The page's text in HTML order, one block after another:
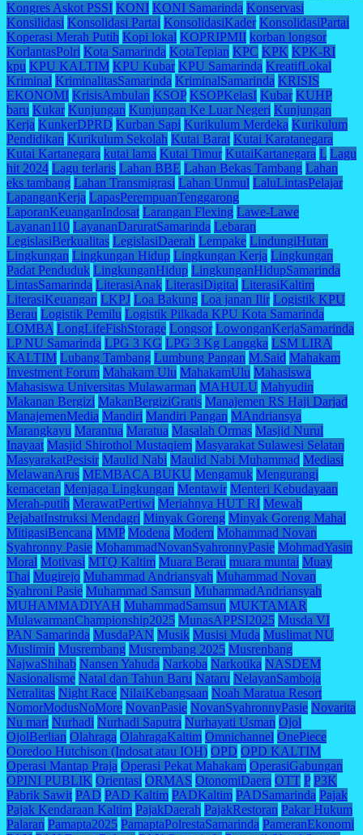
Kongres Askot PSSI KONI KONI Samarinda Konservasi
Konsilidasi Konsolidasi Partai KonsolidasiKader KonsolidasiPartai
Koperasi Merah Putih Kopi lokal KOPRIPMII korban longsor
KorlantasPolri Kota Samarinda KotaTepian KPC KPK KPK-RI
kpu KPU KALTIM KPU Kubar KPU Samarinda KreatifLokal
Kriminal KriminalitasSamarinda KriminalSamarinda KRISIS
EKONOMI KrisisAmbulan KSOP KSOPKelasI Kubar KUHP
baru Kukar Kunjungan Kunjungan Ke Luar Negeri Kunjungan
Kerja KunkerDPRD Kurban Sapi Kurikulum Merdeka Kurikulum
Pendidikan Kurikulum Sekolah Kutai Barat Kutai Karatanegara
Kutai Kartanegara kutai lama Kutai Timur KutaiKartanegara L Lagu
hit 2024 Lagu terlaris Lahan BBE Lahan Bekas Tambang Lahan
eks tambang Lahan Transmigrasi Lahan Unmul LaluLintasPelajar
LapanganKerja LapasPerempuanTenggarong
LaporanKeuanganIndosat Larangan Flexing Lawe-Lawe
Layanan110 LayananDaruratSamarinda Lebaran
LegislasiBerkualitas LegislasiDaerah Lempake LindungiHutan
Lingkungan Lingkungan Hidup Lingkungan Kerja Lingkungan
Padat Penduduk LingkunganHidup LingkunganHidupSamarinda
LintasSamarinda LiterasiAnak LiterasiDigital LiterasiKaltim
LiterasiKeuangan LKPJ Loa Bakung Loa janan Ilir Logistik KPU
Berau Logistik Pemilu Logistik Pilkada KPU Kota Samarinda
LOMBA LongLifeFishStorage Longsor LowonganKerjaSamarinda
LP NU Samarinda LPG 3 KG LPG 3 Kg Langgka LSM LIRA
KALTIM Lubang Tambang Lumbung Pangan M.Said Mahakam
Investment Forum Mahakam Ulu MahakamUlu Mahasiswa
Mahasiswa Universitas Mulawarman MAHULU Mahyudin
Makanan Bergizi MakanBergiziGratis Manajemen RS Haji Darjad
ManajemenMedia Mandiri Mandiri Pangan MAndriansya
Marangkayu Marantua Maratua Masalah Ormas Masjid Nurul
Inayaat Masjid Shirothol Mustaqiem Masyarakat Sulawesi Selatan
MasyarakatPesisir Maulid Nabi Maulid Nabi Muhammad Mediasi
MelawanArus MEMBACA BUKU Mengamuk Mengurangi
kemacetan Menjaga Lingkungan Mentawir Menteri Kebudayaan
Merah-putih MerawatPertiwi Meriahnya HUT RI Mewah
PejabatInstruksi Mendagri Minyak Goreng Minyak Goreng Mahal
MitigasiBencana MMP Modena Modern Mohammad Novan
Syahronny Pasie MohammadNovanSyahronnyPasie MohmadYasin
Moral Motivasi MTQ Kaltim Muara Berau muara muntai Muay
Thai Mugirejo Muhammad Andriansyah Muhammad Novan
Syahroni Pasie Muhammad Samsun MuhammadAndriansyah
MUHAMMADIYAH MuhammadSamsun MUKTAMAR
MulawarmanChampionship2025 MunasAPPSI2025 Musda VI
PAN Samarinda MusdaPAN Musik Musisi Muda Muslimat NU
Muslimin Musrembang Musrembang 2025 Musrenbang
NajwaShihab Nansen Yahuda Narkoba Narkotika NASDEM
Nasionalisme Natal dan Tahun Baru Nataru NelayanSamboja
Netralitas Night Race NilaiKebangsaan Noah Maratua Resort
NomorModusNoMore NovanPasie NovanSyahronnyPasie Novarita
Nu mart Nurhadi Nurhadi Saputra Nurhayati Usman Ojol
OjolBerlian Olahraga OlahragaKaltim Omnichannel OnePiece
Ooredoo Hutchison (Indosat atau IOH) OPD OPD KALTIM
Operasi Mantap Praja Operasi Pekat Mahakam OperasiGabungan
OPINI PUBLIK Orientasi ORMAS OtonomiDaera OTT P P3K
Pabrik Sawit PAD PAD Kaltim PADKaltim PADSamarinda Pajak
Pajak Kendaraan Kaltim PajakDaerah PajakRestoran Pakar Hukum
Palaran Pamapta2025 PamaptaPolrestaSamarinda PameranEkonomi